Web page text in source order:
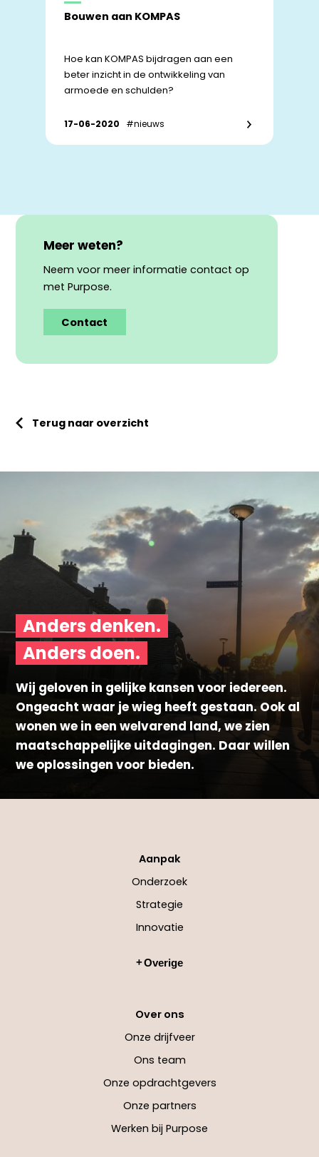
Bouwen aan KOMPAS
Hoe kan KOMPAS bijdragen aan een
beter inzicht in de ontwikkeling van
armoede en schulden?
17-06-2020 #nieuws
Meer weten?
Neem voor meer informatie contact op
met Purpose.
Contact
Terug naar overzicht
Wij geloven in gelijke kansen voor iedereen.
Ongeacht waar je wieg heeft gestaan. Ook al
wonen we in een welvarend land, we zien
maatschappelijke uitdagingen. Daar willen
we oplossingen voor bieden.
Anders denken.
Anders doen.
Aanpak
Onderzoek
Strategie
Innovatie
Overige
Over ons
Onze drijfveer
Ons team
Onze opdrachtgevers
Onze partners
Werken bij Purpose